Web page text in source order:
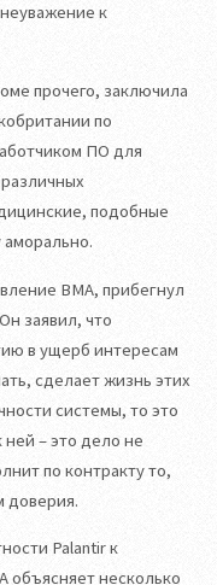
к
прочего, заключила
по
ПО для
подобные
аморально.
BMA, прибегнул
заявил, что
в ущерб интересам
сделает жизнь этих
системы, то это
– это дело не
по контракту то,
доверия.
Palantir к
объясняет несколько